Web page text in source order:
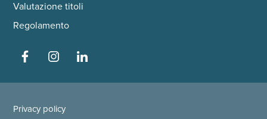
Valutazione titoli
Regolamento
Privacy policy